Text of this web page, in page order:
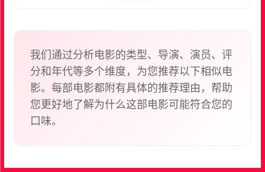
我们通过分析电影的类型、导演、演员、评
分和年代等多个维度，为您推荐以下相似电
影。每部电影都附有具体的推荐理由，帮助
您更好地了解为什么这部电影可能符合您的
口味。